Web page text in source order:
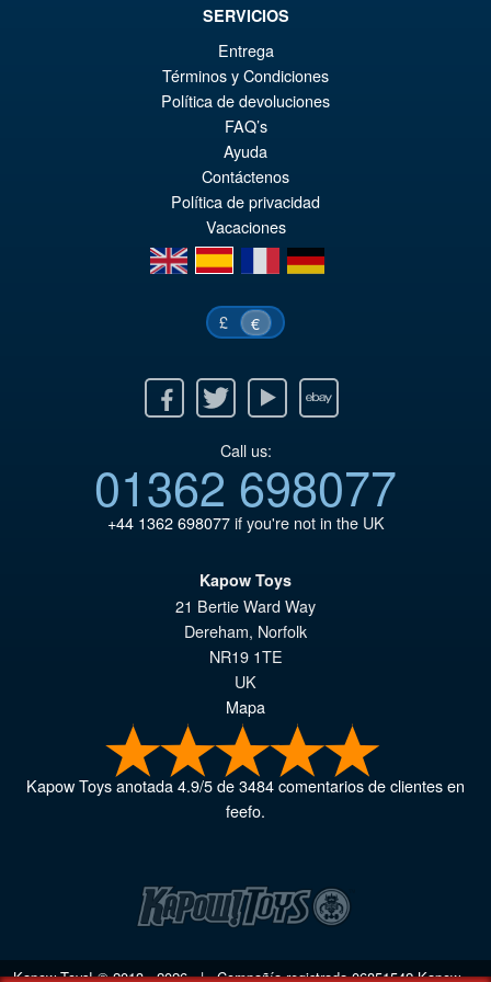
AÑADIR AL CARRITO
SERVICIOS
Entrega
Términos y Condiciones
Política de devoluciones
FAQ’s
Ayuda
Contáctenos
Política de privacidad
Vacaciones
en
es fr de
£ €
Twitter Youtube Ebay
Call us:
01362 698077
+44 1362 698077if you're not in the UK
Kapow Toys
21 Bertie Ward Way
Dereham, Norfolk
NR19 1TE
UK
Mapa
Kapow Toysanotada4.9/5de3484comentarios de clientes en
feefo.
Kapow Toys! © 2013 - 2026 | Compañía registrada06851542Kapow